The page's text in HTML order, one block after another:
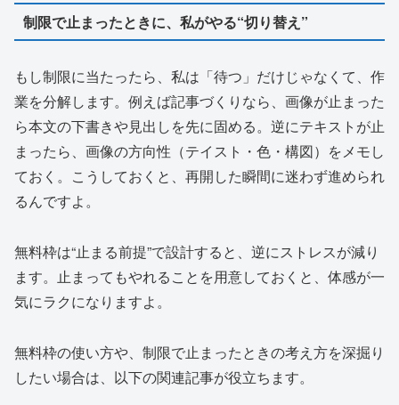
制限で止まったときに、私がやる“切り替え”
もし制限に当たったら、私は「待つ」だけじゃなくて、作
業を分解します。例えば記事づくりなら、画像が止まった
ら本文の下書きや見出しを先に固める。逆にテキストが止
まったら、画像の方向性（テイスト・色・構図）をメモし
ておく。こうしておくと、再開した瞬間に迷わず進められ
るんですよ。
無料枠は“止まる前提”で設計すると、逆にストレスが減り
ます。止まってもやれることを用意しておくと、体感が一
気にラクになりますよ。
無料枠の使い方や、制限で止まったときの考え方を深掘り
したい場合は、以下の関連記事が役立ちます。